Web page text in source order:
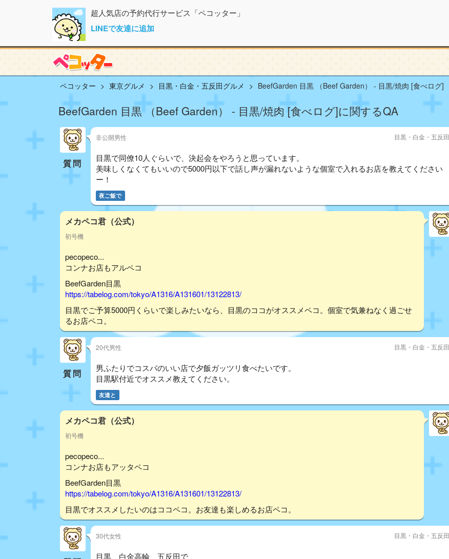
超人気店の予約代行サービス「ペコッター」
LINEで友達に追加
ペコッター 東京グルメ 目黒・白金・五反田グルメ BeefGarden 目黒 （Beef Garden） - 目黒/焼肉 [食べログ]
BeefGarden 目黒 （Beef Garden） - 目黒/焼肉 [食べログ]に関するQA
質問
非公開男性 目黒・白金・五反田
目黒で同僚10人ぐらいで、決起会をやろうと思っています。
美味しくなくてもいいので5000円以下で話し声が漏れないような個室で入れるお店を教えてください
ー！
夜ご飯で
メカペコ君（公式）
初号機
pecopeco...
コンナお店もアルペコ
BeefGarden目黒
https://tabelog.com/tokyo/A1316/A131601/13122813/
目黒でご予算5000円くらいで楽しみたいなら、目黒のココがオススメペコ。個室で気兼ねなく過ごせ
るお店ペコ。
質問
20代男性 目黒・白金・五反田
男ふたりでコスパのいい店で夕飯ガッツリ食べたいです。
目黒駅付近でオススメ教えてください。
友達と
メカペコ君（公式）
初号機
pecopeco...
コンナお店もアッタペコ
BeefGarden目黒
https://tabelog.com/tokyo/A1316/A131601/13122813/
目黒でオススメしたいのはココペコ。お友達も楽しめるお店ペコ。
30代女性 目黒・白金・五反田
目黒、白金高輪、五反田で